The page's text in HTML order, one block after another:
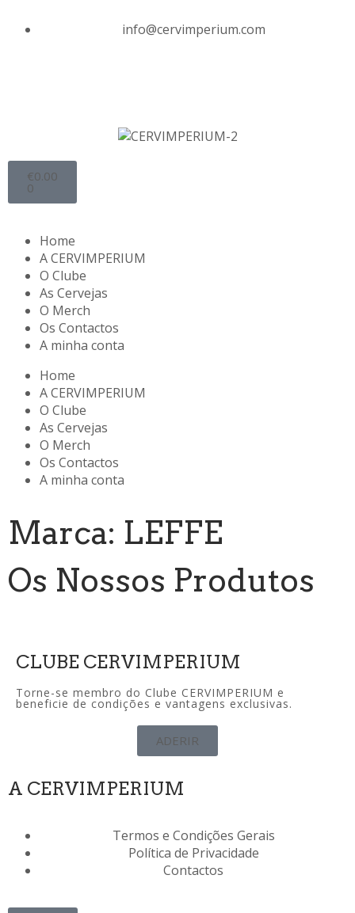
info@cervimperium.com
€0.00
0
Home
A CERVIMPERIUM
O Clube
As Cervejas
O Merch
Os Contactos
A minha conta
Home
A CERVIMPERIUM
O Clube
As Cervejas
O Merch
Os Contactos
A minha conta
Marca: LEFFE
Os Nossos Produtos
CLUBE CERVIMPERIUM
Torne-se membro do Clube CERVIMPERIUM e
beneficie de condições e vantagens exclusivas.
ADERIR
A CERVIMPERIUM
Termos e Condições Gerais
Política de Privacidade
Contactos